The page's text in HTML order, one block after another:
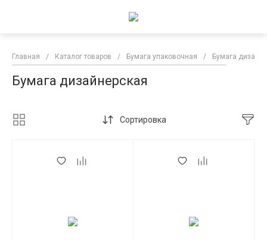
Главная / Каталог товаров / Бумага упаковочная / Бумага
Бумага дизайнерская
Сортировка